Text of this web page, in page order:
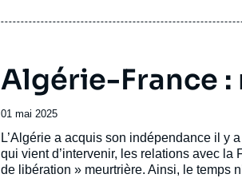
Algérie-France :
Date
de
publication
01 mai 2025
Accroche
L’Algérie a acquis son indépendance il y
qui vient d’intervenir, les relations avec la
de libération » meurtrière. Ainsi, le temps